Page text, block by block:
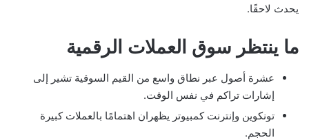
يحدث لاحقًا.
ما ينتظر سوق العملات الرقمية
عشرة أصول عبر نطاق واسع من القيم السوقية تشير إلى
إشارات تراكم في نفس الوقت.
تونكوين وإنترنت كمبيوتر يظهران اهتمامًا بالعملات كبيرة
الحجم.